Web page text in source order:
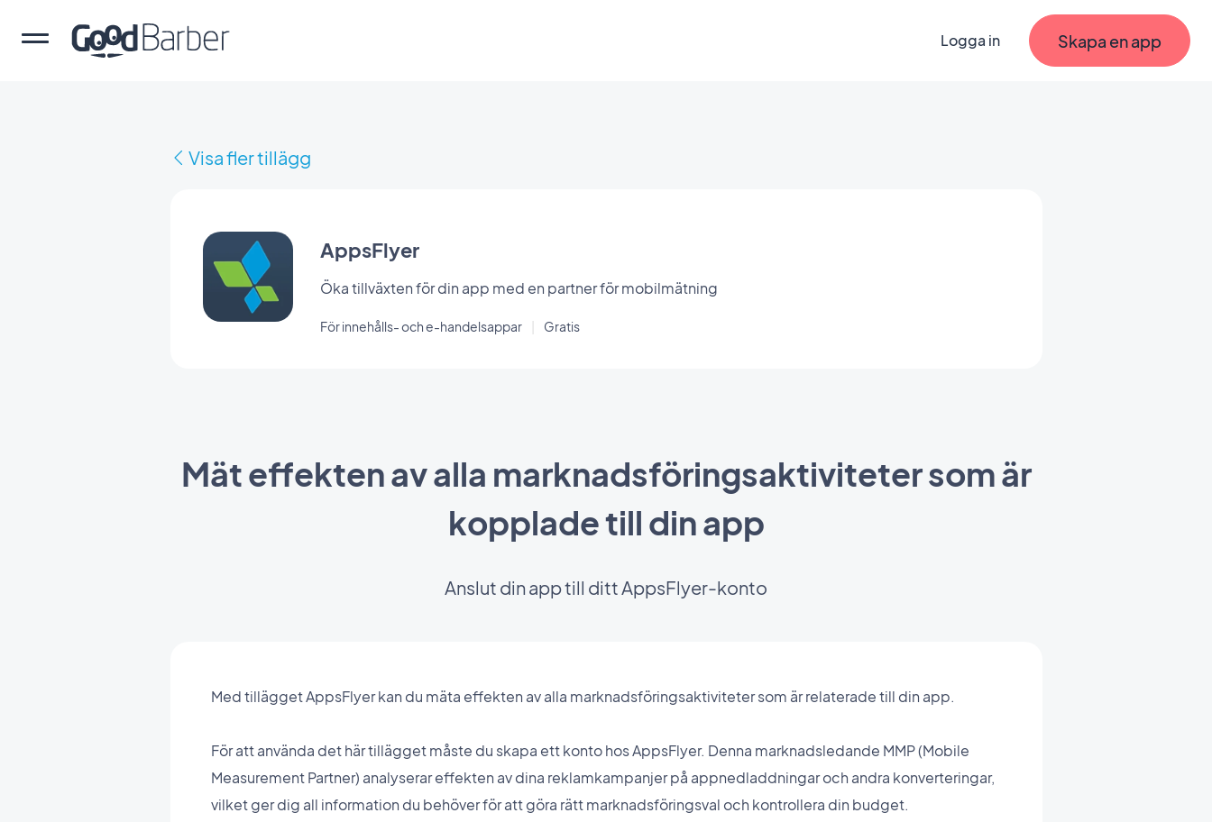
Logga in Skapa en app
Visa fler tillägg
AppsFlyer
Öka tillväxten för din app med en partner för mobilmätning
För innehålls- och e-handelsappar Gratis
Mät effekten av alla marknadsföringsaktiviteter som är
kopplade till din app
Anslut din app till ditt AppsFlyer-konto
Med tillägget AppsFlyer kan du mäta effekten av alla marknadsföringsaktiviteter som är relaterade till din app.
För att använda det här tillägget måste du skapa ett konto hos AppsFlyer. Denna marknadsledande MMP (Mobile
Measurement Partner) analyserar effekten av dina reklamkampanjer på appnedladdningar och andra konverteringar,
vilket ger dig all information du behöver för att göra rätt marknadsföringsval och kontrollera din budget.